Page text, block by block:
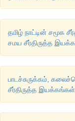
தமிழ் நாட்டின் சமூக
சமய சீர்திருத்த
பாடச்சுருக்கம்,
சீர்திருத்த இயக்கங்கள்